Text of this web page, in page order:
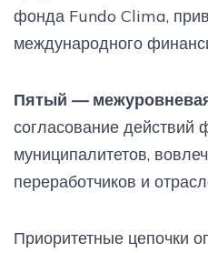
фонда Fundo Clima,
международного
Пятый —
согласование действий
муниципалитетов,
переработчиков и
Приоритетные цепочки